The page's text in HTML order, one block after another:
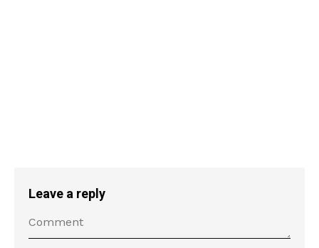
Leave a reply